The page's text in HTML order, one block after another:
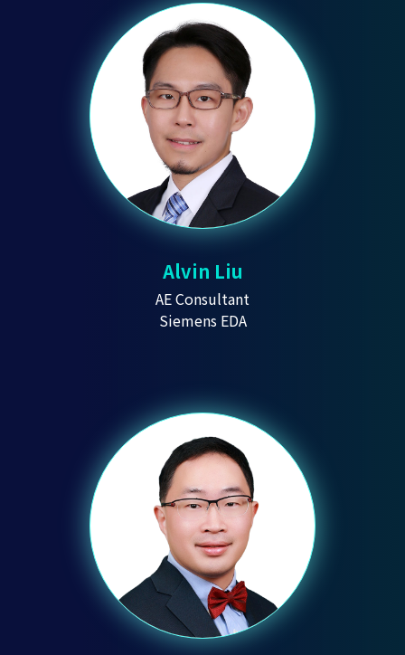
Alvin Liu
AE Consultant
Siemens EDA